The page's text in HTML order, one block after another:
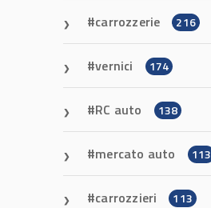
carrozzerie 216
vernici 174
RC auto 138
mercato auto 113
carrozzieri 113